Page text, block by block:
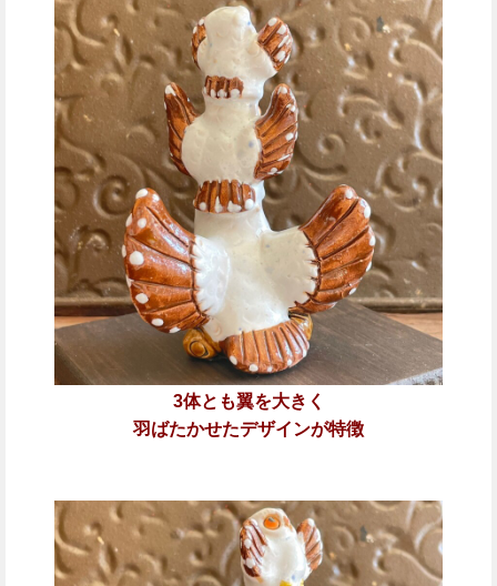
3体とも翼を大きく
羽ばたかせたデザインが特徴